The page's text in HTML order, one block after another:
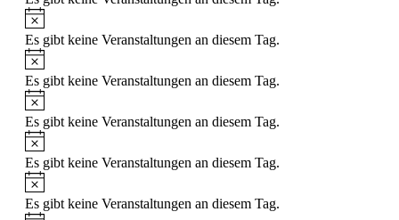
Es gibt keine Veranstaltungen an diesem Tag.
Es gibt keine Veranstaltungen an diesem Tag.
Es gibt keine Veranstaltungen an diesem Tag.
Es gibt keine Veranstaltungen an diesem Tag.
Es gibt keine Veranstaltungen an diesem Tag.